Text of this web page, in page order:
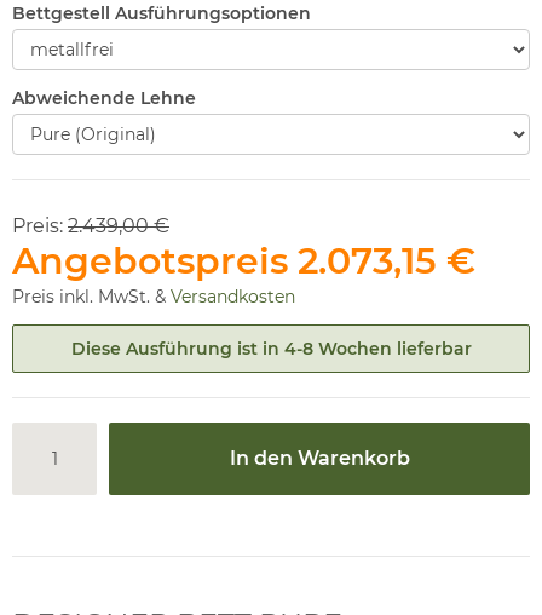
Bettgestell Ausführungsoptionen
Abweichende Lehne
Preis: 2.439,00 €
Angebotspreis 2.073,15 €
Preis inkl. MwSt. & Versandkosten
Diese Ausführung ist in 4-8 Wochen lieferbar
In den Warenkorb